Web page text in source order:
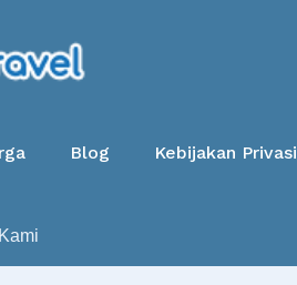
Blog Kebijakan Privasi